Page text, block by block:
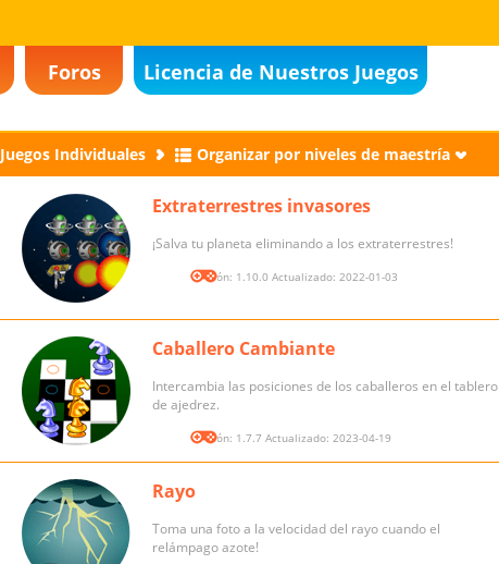
Foros Licencia de Nuestros Juegos
Juegos Individuales Organizar por niveles de maestría
Extraterrestres invasores
¡Salva tu planeta eliminando a los extraterrestres!
Versión: 1.10.0 Actualizado: 2022-01-03
Caballero Cambiante
Intercambia las posiciones de los caballeros en el tablero
de ajedrez.
Versión: 1.7.7 Actualizado: 2023-04-19
Rayo
Toma una foto a la velocidad del rayo cuando el
relámpago azote!